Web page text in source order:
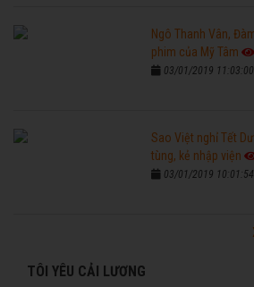
Ngô Thanh Vân,
phim của Mỹ Tâm
03/01/2019
Sao Việt nghỉ Tết
tùng, kẻ nhập viện
03/01/2019
TÔI YÊU CẢI LƯƠNG